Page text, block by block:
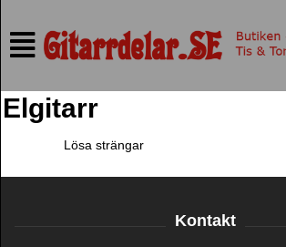
Elgitarr
Lösa strängar
Kontakt